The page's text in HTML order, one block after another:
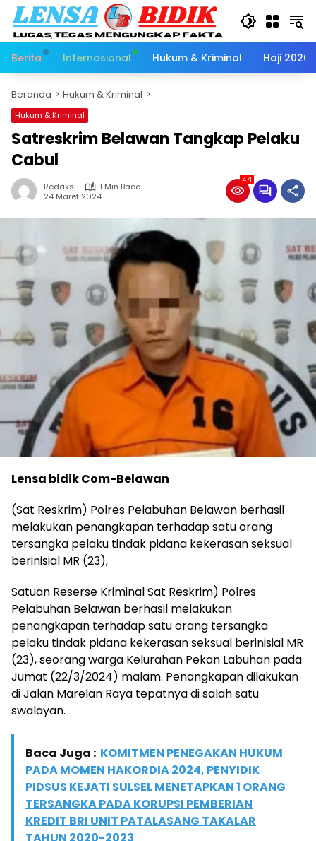
Langsung
konten
Berita
Internasional Hukum & Kriminal Haji 2026
Beranda Hukum & Kriminal
Hukum & Kriminal
Satreskrim Belawan Tangkap Pelaku
Cabul
Redaksi
1 Min Baca
24 Maret 2024
471
Lensa bidik Com-Belawan
(Sat Reskrim) Polres Pelabuhan Belawan berhasil
melakukan penangkapan terhadap satu orang
tersangka pelaku tindak pidana kekerasan seksual
berinisial MR (23),
Satuan Reserse Kriminal Sat Reskrim) Polres
Pelabuhan Belawan berhasil melakukan
penangkapan terhadap satu orang tersangka
pelaku tindak pidana kekerasan seksual berinisial MR
(23), seorang warga Kelurahan Pekan Labuhan pada
Jumat (22/3/2024) malam. Penangkapan dilakukan
di Jalan Marelan Raya tepatnya di salah satu
swalayan.
Baca Juga : KOMITMEN PENEGAKAN HUKUM
PADA MOMEN HAKORDIA 2024, PENYIDIK
PIDSUS KEJATI SULSEL MENETAPKAN 1 ORANG
TERSANGKA PADA KORUPSI PEMBERIAN
KREDIT BRI UNIT PATALASANG TAKALAR
TAHUN 2020-2023